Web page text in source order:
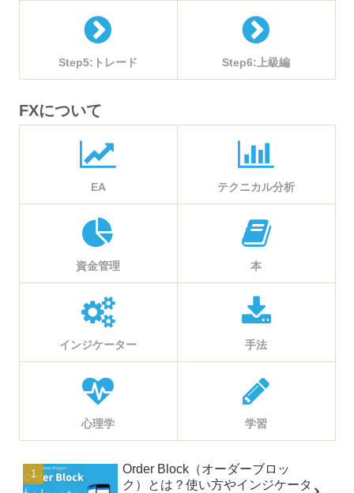
Step5:トレード Step6:上級編
FXについて
EA テクニカル分析
資金管理 本
インジケーター 手法
心理学 学習
Order Block（オーダーブロッ
ク）とは？使い方やインジケータ